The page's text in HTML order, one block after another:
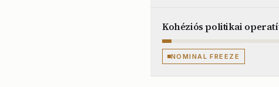
Kohéziós politikai
NOMINAL FREEZE